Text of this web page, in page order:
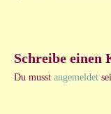
Schreibe einen
Du musstangemeldet